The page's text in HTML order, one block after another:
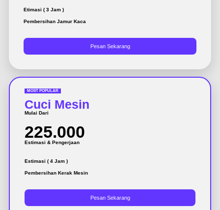
Etimasi ( 3 Jam )
Pembersihan Jamur Kaca
Pesan Sekarang
MOST POPULAR
Cuci Mesin
Mulai Dari
225.000
Estimasi & Pengerjaan
Estimasi ( 4 Jam )
Pembersihan Kerak Mesin
Pesan Sekarang